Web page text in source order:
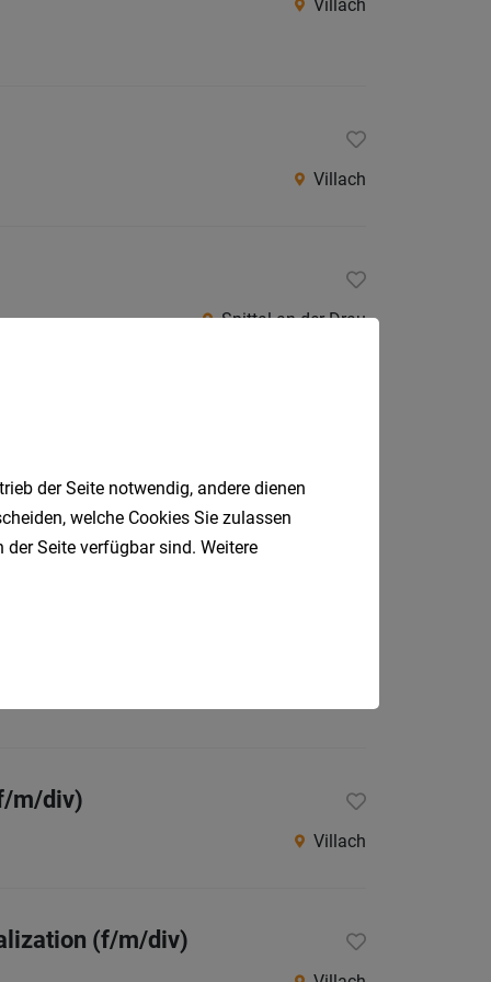
Villach
Villach
Spittal an der Drau
(m/f/d)
(f/m/div)
m/div)
Villach
(f/m/div)
der Seite notwendig, andere dienen
welche Cookies Sie zulassen
Seite verfügbar sind. Weitere